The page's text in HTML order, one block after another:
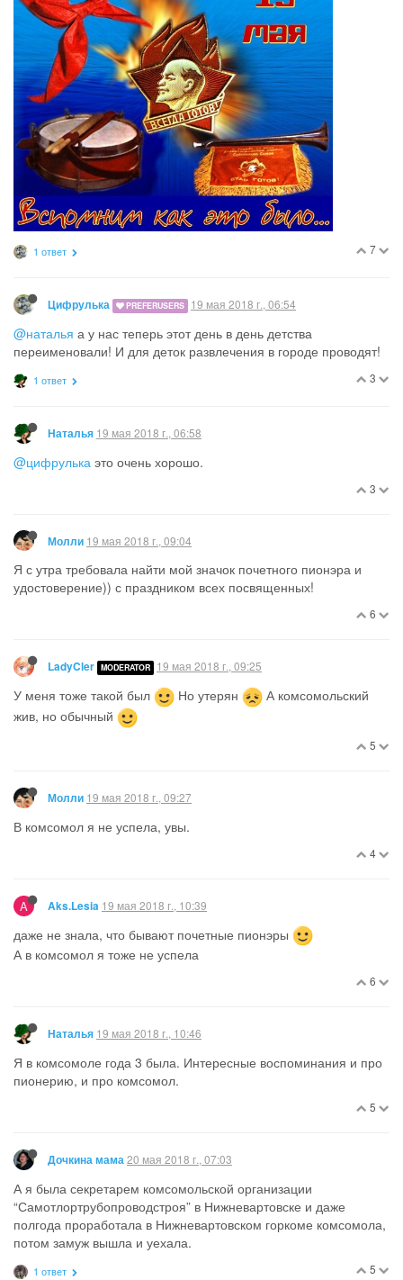
7
1 ответ
Цифрулька PREFERUSERS 19 мая 2018 г., 06:54
@наталья а у нас теперь этот день в день детства
переименовали! И для деток развлечения в городе проводят!
3
1 ответ
Наталья 19 мая 2018 г., 06:58
@цифрулька это очень хорошо.
3
Молли 19 мая 2018 г., 09:04
Я с утра требовала найти мой значок почетного пионэра и
удостоверение)) с праздником всех посвященных!
6
LadyCler MODERATOR 19 мая 2018 г., 09:25
У меня тоже такой был Но утерян
А комсомольский
жив, но обычный
5
Молли 19 мая 2018 г., 09:27
В комсомол я не успела, увы.
4
A Aks.Lesia 19 мая 2018 г., 10:39
даже не знала, что бывают почетные пионэры
А в комсомол я тоже не успела
6
Наталья 19 мая 2018 г., 10:46
Я в комсомоле года 3 была. Интересные воспоминания и про
пионерию, и про комсомол.
5
Дочкина мама20 мая 2018 г., 07:03
А я была секретарем комсомольской организации
“Самотлортрубопроводстроя” в Нижневартовске и даже
полгода проработала в Нижневартовском горкоме комсомола,
потом замуж вышла и уехала.
5
1 ответ